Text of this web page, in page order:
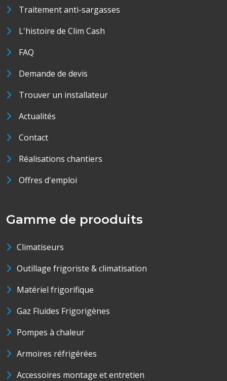
Traitement anti-sargasses
L'histoire de Clim Cash
FAQ
Demande de devis
Trouver un installateur
Actualités
Contact
Réalisations chantiers
Offres d'emploi
Gamme de prooduits
Climatiseurs
Outillage frigoriste & climatisation
Matériel frigorifique
Gaz Fluides Frigorigènes
Pompes à chaleur
Armoires réfrigérées
Accessoires montage et entretien